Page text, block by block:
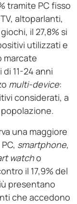
tramite PC fisso
altoparlanti,
il 27,8% si
utilizzati e
marcate
11-24 anni
multi-device:
considerati, a
una maggiore
smartphone,
watcho
il 17,9% del
presentano
che accedono